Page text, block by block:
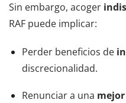
Sin embargo, acoger
RAF puede implicar:
Perder beneficios de
discrecionalidad.
Renunciar a una